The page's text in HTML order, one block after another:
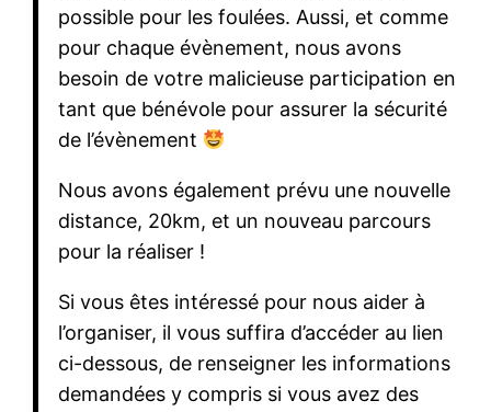
possible pour les foulées. Aussi, et comme
pour chaque évènement, nous avons
besoin de votre malicieuse participation en
tant que bénévole pour assurer la sécurité
de l’évènement
Nous avons également prévu une nouvelle
distance, 20km, et un nouveau parcours
pour la réaliser !
Si vous êtes intéressé pour nous aider à
l’organiser, il vous suffira d’accéder au lien
ci-dessous, de renseigner les informations
demandées y compris si vous avez des